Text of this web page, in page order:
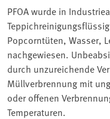
PFOA wurde in
Popcorntüten, Wasser,
nachgewiesen.
durch unzureichende
Müllverbrennung mit
oder offenen
Temperaturen.